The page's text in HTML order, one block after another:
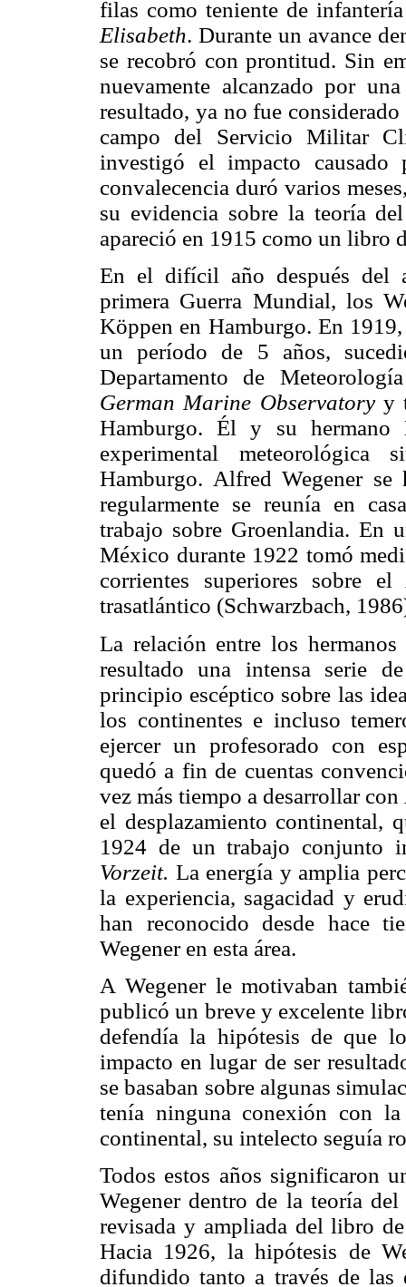
filas como teniente de
Elisabeth. Durante un avance
se recobró con prontitud. Sin
nuevamente alcanzado por
resultado, ya no fue
campo del Servicio Militar
investigó el impacto
convalecencia duró varios
su evidencia sobre la teoría
apareció en 1915 como un libro
En el difícil año después del
primera Guerra Mundial, los
Köppen en Hamburgo. En
un período de 5 años,
Departamento de
German Marine Observatoryy
Hamburgo. Él y su hermano
experimental
Hamburgo. Alfred Wegener
regularmente se reunía en
trabajo sobre Groenlandia. En
México durante 1922 tomó
corrientes superiores sobre
trasatlántico (Schwarzbach,
La relación entre los
resultado una intensa serie
principio escéptico sobre las
los continentes e incluso
ejercer un profesorado con
quedó a fin de cuentas
vez más tiempo a desarrollar
el desplazamiento continental,
1924 de un trabajo conjunto
Vorzeit. La energía y amplia
la experiencia, sagacidad y
han reconocido desde hace
Wegener en esta área.
A Wegener le motivaban
publicó un breve y excelente
defendía la hipótesis de que
impacto en lugar de ser
se basaban sobre algunas
tenía ninguna conexión con
continental, su intelecto seguía
Todos estos años significaron
Wegener dentro de la teoría
revisada y ampliada del libro
Hacia 1926, la hipótesis de
difundido tanto a través de las